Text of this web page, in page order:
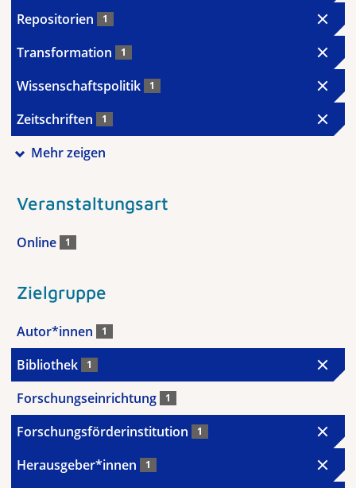
Repositorien 1
Transformation 1
Wissenschaftspolitik 1
Zeitschriften 1
Mehr zeigen
Veranstaltungsart
Online 1
Zielgruppe
Autor*innen 1
Bibliothek 1
Forschungseinrichtung 1
Forschungsförderinstitution 1
Herausgeber*innen 1